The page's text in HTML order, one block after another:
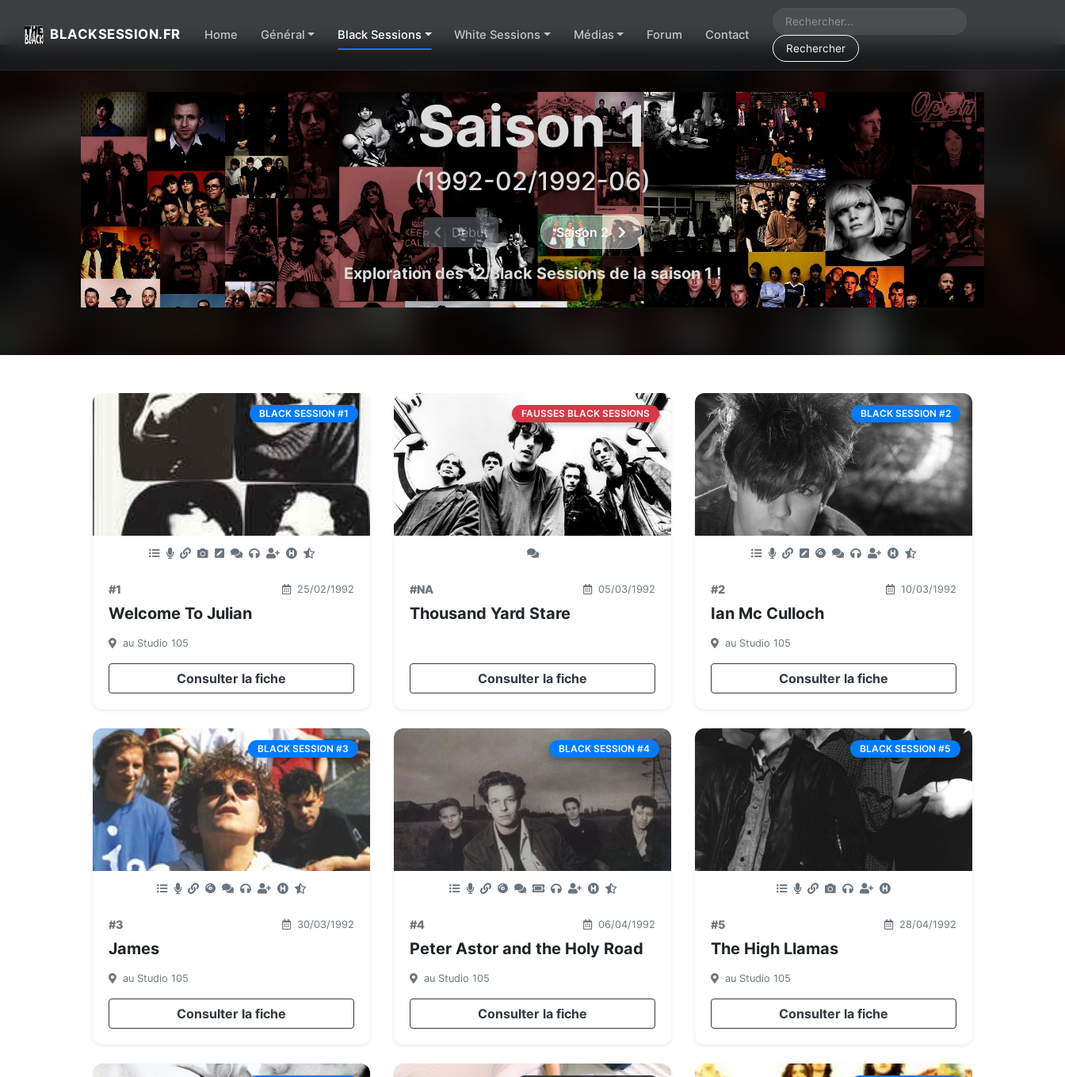
BLACKSESSION.FR Home Général Black Sessions White Sessions Médias Forum Contact
Rechercher
Saison 1
(1992-02/1992-06)
Début | Saison 2
Exploration des 12 Black Sessions de la saison 1 !
BLACK SESSION #1
#1 25/02/1992
Welcome To Julian
au Studio 105
Consulter la fiche
FAUSSES BLACK SESSIONS
#NA 05/03/1992
Thousand Yard Stare
Consulter la fiche
BLACK SESSION #2
#2 10/03/1992
Ian Mc Culloch
au Studio 105
Consulter la fiche
BLACK SESSION #3
#3 30/03/1992
James
au Studio 105
Consulter la fiche
BLACK SESSION #4
#4 06/04/1992
Peter Astor and the Holy Road
au Studio 105
Consulter la fiche
BLACK SESSION #5
#5 28/04/1992
The High Llamas
au Studio 105
Consulter la fiche